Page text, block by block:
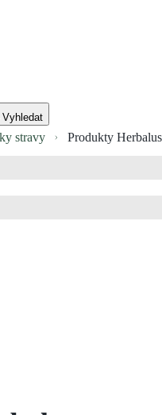
Vyhledat
stravy Produkty Herbalus